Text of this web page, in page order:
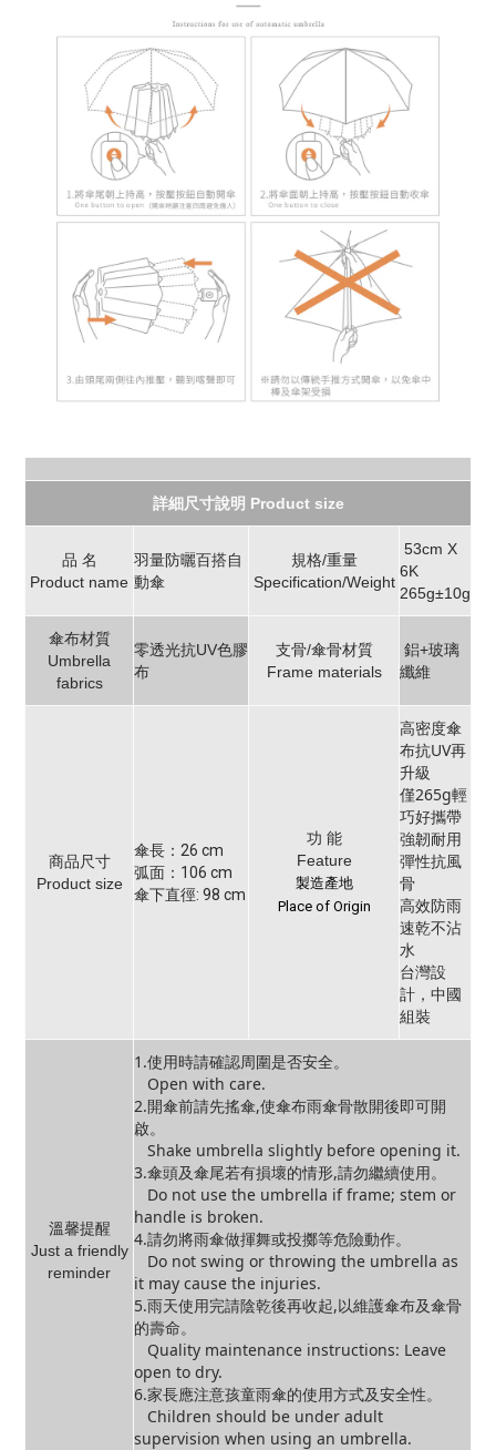
詳細尺寸說明 Product size
品 名
Product name
羽量防曬百搭自
動傘
規格/重量
Specification/Weight
53cm X
6K
265g±10g
傘布材質
Umbrella
fabrics
零透光抗UV色膠
布
支骨/傘骨材質
Frame materials
鋁+玻璃
纖維
商品尺寸
Product size
傘長：26 cm
弧面：106 cm
傘下直徑: 98 cm
功 能
Feature
製造產地
Place of Origin
高密度傘
布抗UV再
升級
僅265g輕
巧好攜帶
強韌耐用
彈性抗風
骨
高效防雨
速乾不沾
水
台灣設
計，中國
組裝
溫馨提醒
Just a friendly
reminder
1.使用時請確認周圍是否安全。
Open with care.
2.開傘前請先搖傘,使傘布雨傘骨散開後即可開
啟。
Shake umbrella slightly before opening it.
3.傘頭及傘尾若有損壞的情形,請勿繼續使用。
Do not use the umbrella if frame; stem or
handle is broken.
4.請勿將雨傘做揮舞或投擲等危險動作。
Do not swing or throwing the umbrella as
it may cause the injuries.
5.雨天使用完請陰乾後再收起,以維護傘布及傘骨
的壽命。
Quality maintenance instructions: Leave
open to dry.
6.家長應注意孩童雨傘的使用方式及安全性。
Children should be under adult
supervision when using an umbrella.